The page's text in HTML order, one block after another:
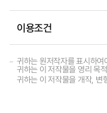
이용조건
귀하는 원저작자를 표시하여
귀하는 이 저작물을 영리 목
귀하는 이 저작물을 개작, 변